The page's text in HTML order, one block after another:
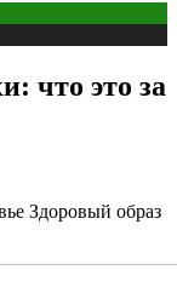
что это за
Здоровый образ